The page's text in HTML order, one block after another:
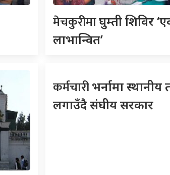
मेचकुरीमाघुम्ती शिविर
लाभान्वित’
कर्मचारीभर्नामा
लगाउँदै संघीय सरकार